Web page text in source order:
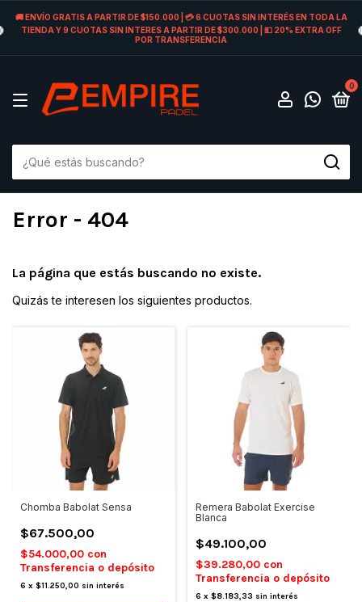
🚚 ENVÍO GRATIS A PARTIR DE $150.000 | 💳 6 CUOTAS SIN INTERÉS EN TODA LA
TIENDA Y 9 CUOTAS SIN INTERES A PARTIR DE $300.000 | 💵 20% EXTRA OFF
POR TRANSFERENCIA
0
Error - 404
La página que estás buscando no existe.
Quizás te interesen los siguientes productos.
Chomba Babolat Sensa
$67.500,00
$54.000,00 con
Transferencia o depósito
6 x $11.250,00 sin interés
Remera Babolat Exercise
Blanca
$49.100,00
$39.280,00 con
Transferencia o depósito
6 x $8.183,33 sin interés